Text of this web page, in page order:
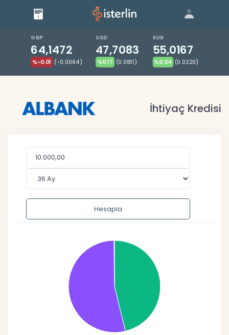
| Blog | Giriş
GBP
64,1472
%-0.01 (-0.0064)
USD
47,7083
%0.17 (0.0811)
EUR
55,0167
%0.04 (0.0220)
İhtiyaç Kredisi
Hesapla